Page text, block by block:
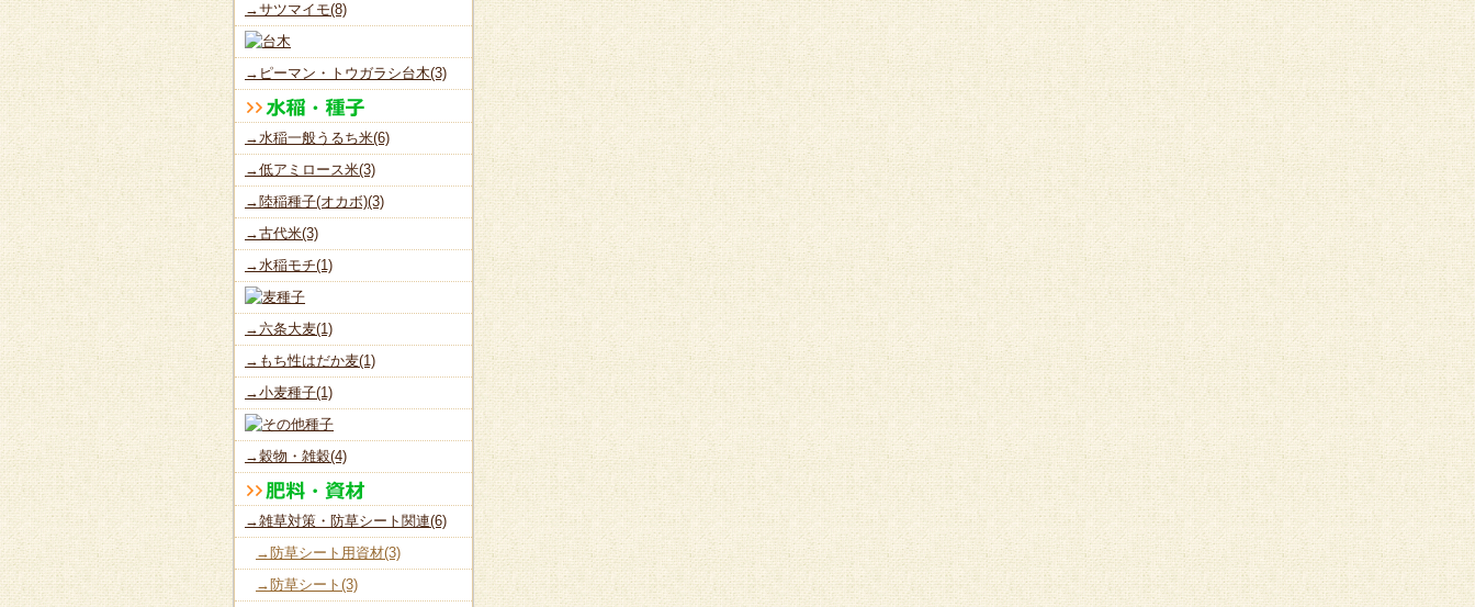
→サツマイモ(8)
→ピーマン・トウガラシ台木(3)
→水稲一般うるち米(6)
→低アミロース米(3)
→陸稲種子(オカボ)(3)
→古代米(3)
→水稲モチ(1)
→六条大麦(1)
→もち性はだか麦(1)
→小麦種子(1)
→穀物・雑穀(4)
→雑草対策・防草シート関連(6)
→防草シート用資材(3)
→防草シート(3)